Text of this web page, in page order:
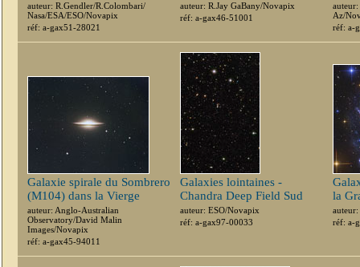
auteur: R.Gendler/R.Colombari/
Nasa/ESA/ESO/Novapix
réf: a-gax51-28021
auteur: R.Jay GaBany/Novapix
réf: a-gax46-51001
Az/
réf: a-
Galaxie spirale du Sombrero
(M104) dans la Vierge
auteur: Anglo-Australian
Observatory/David Malin
Images/Novapix
réf: a-gax45-94011
Galaxies lointaines -
Chandra Deep Field Sud
auteur: ESO/Novapix
réf: a-gax97-00033
la
réf: a-